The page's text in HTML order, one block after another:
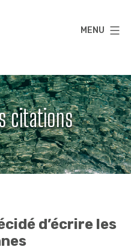
MENU
citations
d’écrire les